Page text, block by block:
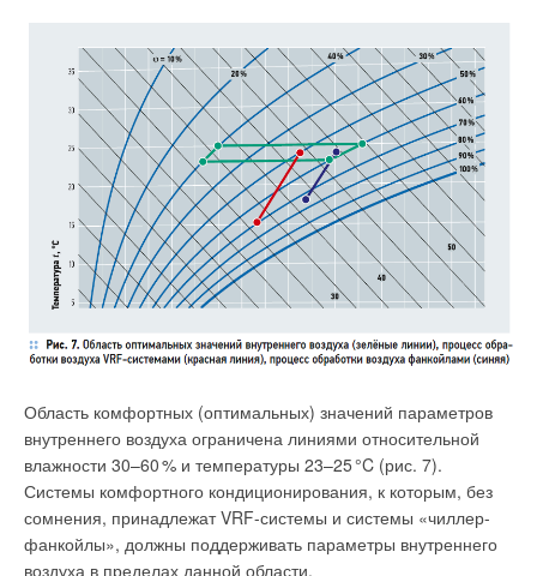
Область комфортных (оптимальных) значений параметров
внутреннего воздуха ограничена линиями относительной
влажности 30–60% и температуры 23–25°C (рис. 7).
Системы комфортного кондиционирования, к которым, без
сомнения, принадлежат VRF-системы и системы «чиллер-
фанкойлы», должны поддерживать параметры внутреннего
воздуха в пределах данной области.